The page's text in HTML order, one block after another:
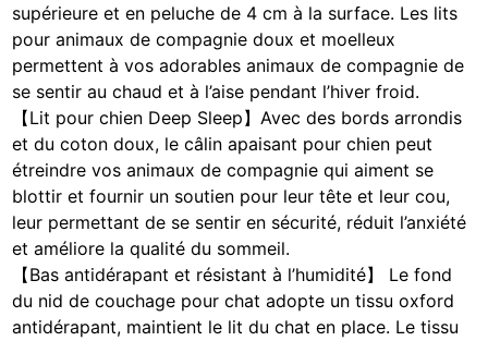
supérieure et en peluche de 4 cm à la surface. Les lits
pour animaux de compagnie doux et moelleux
permettent à vos adorables animaux de compagnie de
se sentir au chaud et à l’aise pendant l’hiver froid.
【Lit pour chien Deep Sleep】Avec des bords arrondis
et du coton doux, le câlin apaisant pour chien peut
étreindre vos animaux de compagnie qui aiment se
blottir et fournir un soutien pour leur tête et leur cou,
leur permettant de se sentir en sécurité, réduit l’anxiété
et améliore la qualité du sommeil.
【Bas antidérapant et résistant à l’humidité】 Le fond
du nid de couchage pour chat adopte un tissu oxford
antidérapant, maintient le lit du chat en place. Le tissu